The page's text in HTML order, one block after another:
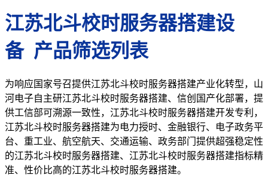
江苏北斗校时服务器搭建设
备 产品筛选列表
为响应国家号召提供江苏北斗校时服务器搭建产业化转型，山
河电子自主研江苏北斗校时服务器搭建、信创国产化部署，提
供工信部可溯源一致性，江苏北斗校时服务器搭建开发专利，
江苏北斗校时服务器搭建为电力授时、金融银行、电子政务平
台、重工业、航空航天、交通运输、政务部门提供超强稳定性
的江苏北斗校时服务器搭建、江苏北斗校时服务器搭建指标精
准、性价比高的江苏北斗校时服务器搭建。